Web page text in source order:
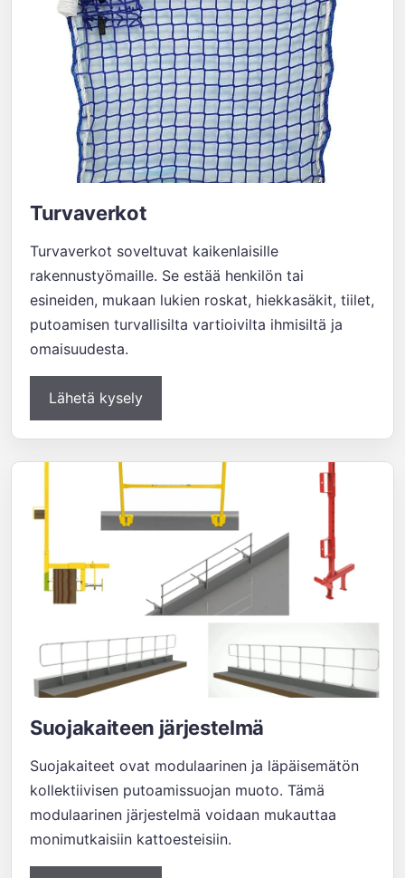
Turvaverkot
Turvaverkot soveltuvat kaikenlaisille
rakennustyömaille. Se estää henkilön tai
esineiden, mukaan lukien roskat, hiekkasäkit, tiilet,
putoamisen turvallisilta vartioivilta ihmisiltä ja
omaisuudesta.
Lähetä kysely
Suojakaiteen järjestelmä
Suojakaiteet ovat modulaarinen ja läpäisemätön
kollektiivisen putoamissuojan muoto. Tämä
modulaarinen järjestelmä voidaan mukauttaa
monimutkaisiin kattoesteisiin.